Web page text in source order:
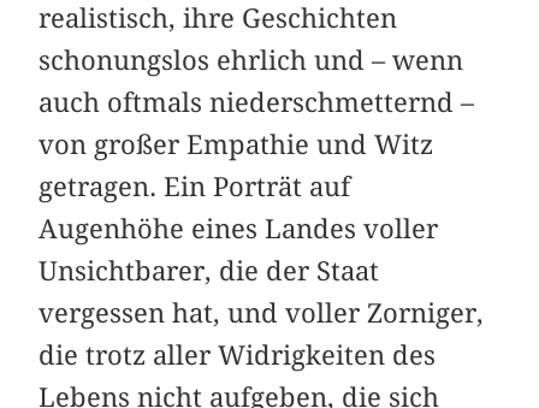
realistisch, ihre Ge­schichten
schonungslos ehrlich und – wenn
auch oftmals niederschmetternd –
von großer ­Empathie und Witz
getragen. Ein Porträt auf
Augenhöhe eines Landes voller
Unsicht­barer, die der Staat
vergessen hat, und voller Zorniger,
die trotz aller ­Widrigkeiten des
Lebens nicht aufgeben, die sich